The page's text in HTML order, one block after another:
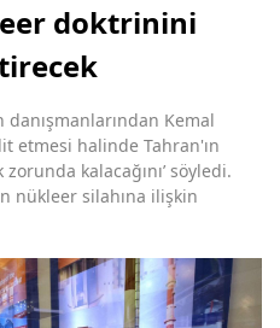
doktrinini
Kemal
etmesi halinde Tahran'ın
kalacağını’ söyledi.
nükleer silahına ilişkin